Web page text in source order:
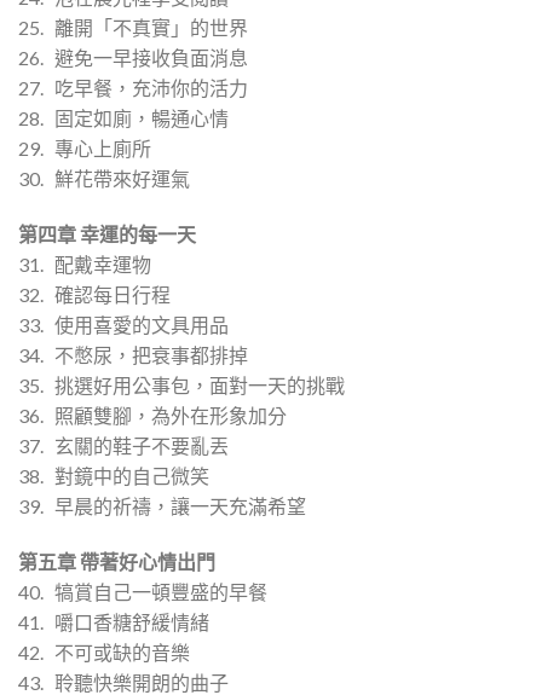
25. 離開「不真實」的世界
26. 避免一早接收負面消息
27. 吃早餐，充沛你的活力
28. 固定如廁，暢通心情
29. 專心上廁所
30. 鮮花帶來好運氣
第四章 幸運的每一天
31. 配戴幸運物
32. 確認每日行程
33. 使用喜愛的文具用品
34. 不憋尿，把衰事都排掉
35. 挑選好用公事包，面對一天的挑戰
36. 照顧雙腳，為外在形象加分
37. 玄關的鞋子不要亂丟
38. 對鏡中的自己微笑
39. 早晨的祈禱，讓一天充滿希望
第五章 帶著好心情出門
40. 犒賞自己一頓豐盛的早餐
41. 嚼口香糖舒緩情緒
42. 不可或缺的音樂
43. 聆聽快樂開朗的曲子